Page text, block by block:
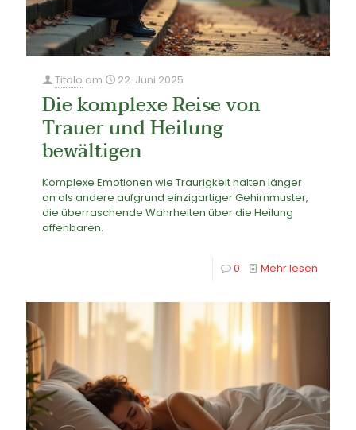
Titolo am 22. Juni 2025
Die komplexe Reise von
Trauer und Heilung
bewältigen
Komplexe Emotionen wie Traurigkeit halten länger
an als andere aufgrund einzigartiger Gehirnmuster,
die überraschende Wahrheiten über die Heilung
offenbaren.
0 Mehr lesen